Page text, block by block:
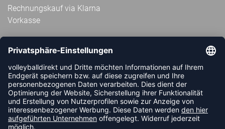
Rechnungskauf via Klarna
Vorkasse
ABONNIERE JETZT DEN KOSTENLOSEN
VOLLEYBALLDIREKT-NEWSLETTER UND VERPASSE KEINE
NEUIGKEIT ODER AKTION MEHR.
JETZT ANMELDEN